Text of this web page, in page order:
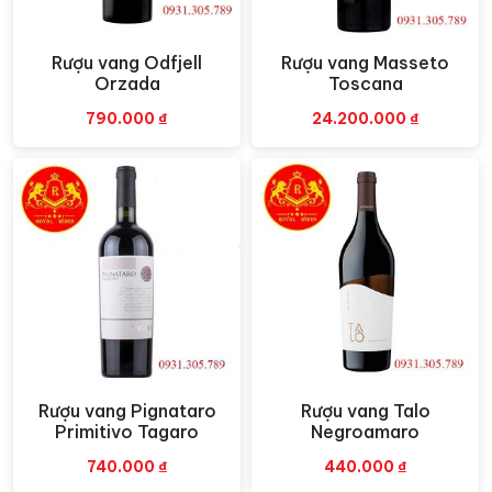
“Boutique Winery” lớn nhất ở Ý, nơi họ chú trọng đến
Một điều quan trọng là quyết định chọn lựa các loại
nho đặc biệt tại nguồn gốc. Đội ngũ 21 nhà nghiên cứu
rượu vang trẻ, có kinh nghiệm quốc tế, đảm nhận quá
rượu.
Sự tập trung tỉ mỉ này giúp tạo ra những loại rượu vang
có giá trị cao và được đánh giá cao trên thị trường
quốc tế. Việc lựa chọn nho tại nguồn gốc và quy trình
chế biến cẩn thận là yếu tố quan trọng giúp Fantini
Farnese giữ vững vị thế của mình trong ngành công
nghiệp rượu vang thế giới.
Xem nhanh
Rượu vang Odfjell
Orzada
790.000 ₫
Xem nhanh
Rượu vang Masseto
Toscana
24.200.000 ₫
Xem nhanh
Rượu vang Pignataro
Primitivo Tagaro
740.000 ₫
Xem nhanh
Rượu vang Talo
Negroamaro
440.000 ₫